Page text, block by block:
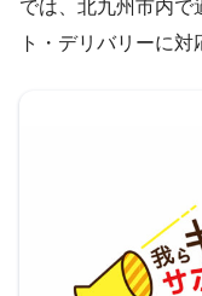
では、北九州市内で
ト・デリバリーに対